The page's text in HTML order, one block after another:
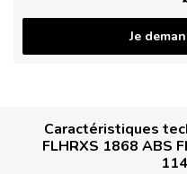
Je
Caractéristiques
FLHRXS 1868 ABS